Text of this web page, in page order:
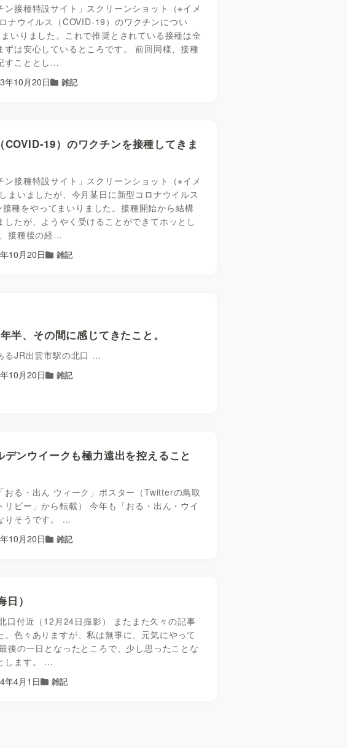
ン接種特設サイト」スクリーンショット（※イメ
ナウイルス（COVID-19）のワクチンについ
いりました。これで推奨とされている接種は全
ずは安心しているところです。 前回同様、接種
すこととし…
年10月20日 雑記
COVID-19）のワクチンを接種してきま
ン接種特設サイト」スクリーンショット（※イメ
まいましたが、今月某日に新型コロナウイルス
接種をやってまいりました。接種開始から結構
したが、ようやく受けることができてホッとし
接種後の経…
10月20日 雑記
半、その間に感じてきたこと。
るJR出雲市駅の北口 ...
10月20日 雑記
デンウイークも極力遠出を控えること
おる・出ん ウィーク」ポスター（Twitterの鳥取
リピー」から転載） 今年も「おる・出ん・ウイ
りそうです。 ...
10月20日 雑記
）
口付近（12月24日撮影） またまた久々の記事
色々ありますが、私は無事に、元気にやって
後の一日となったところで、少し思ったことな
します。 ...
年4月1日 雑記